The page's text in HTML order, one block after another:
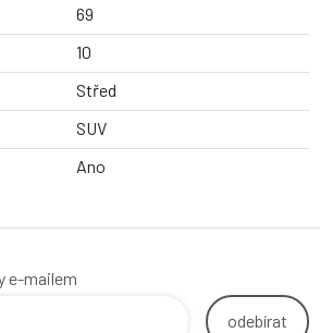
69
10
Střed
SUV
Ano
e-mailem
odebírat